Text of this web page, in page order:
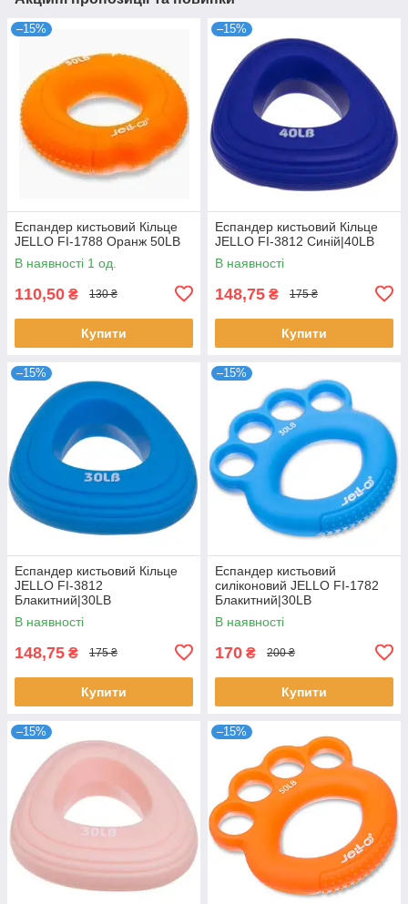
–15%
Еспандер кистьовий Кільце
JELLO FI-1788 Оранж 50LB
В наявності 1 од.
110,50 ₴ 130 ₴
Купити
–15%
Еспандер кистьовий Кільце
JELLO FI-3812 Синій|40LB
В наявності
148,75 ₴ 175 ₴
Купити
–15%
Еспандер кистьовий Кільце
JELLO FI-3812
Блакитний|30LB
В наявності
148,75 ₴ 175 ₴
Купити
–15%
Еспандер кистьовий
силіконовий JELLO FI-1782
Блакитний|30LB
В наявності
170 ₴ 200 ₴
Купити
–15% –15%